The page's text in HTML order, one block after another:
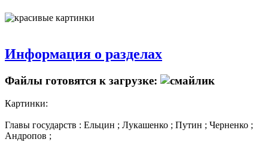
Информация о разделах
Файлы готовятся к загрузке:
Картинки:
Главы государств : Ельцин ; Лукашенко ; Путин ; Черненко ;
Андропов ;